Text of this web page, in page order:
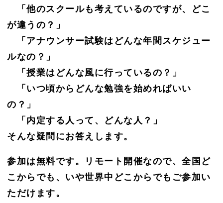
「他のスクールも考えているのですが、どこ
が違うの？」
「アナウンサー試験はどんな年間スケジュー
ルなの？」
「授業はどんな風に行っているの？」
「いつ頃からどんな勉強を始めればいい
の？」
「内定する人って、どんな人？」
そんな疑問にお答えします。
参加は無料です。リモート開催なので、全国ど
こからでも、いや世界中どこからでもご参加い
ただけます。